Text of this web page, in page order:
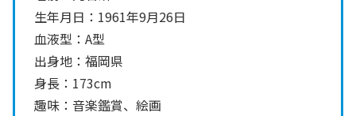
生年月日：1961年9月26日
血液型：A型
出身地：福岡県
身長：173cm
趣味：音楽鑑賞、絵画